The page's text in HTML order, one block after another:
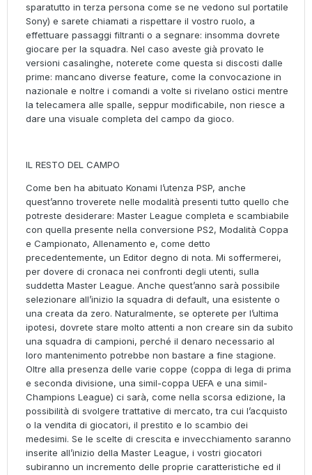
sparatutto in terza persona come se ne vedono sul portatile
Sony) e sarete chiamati a rispettare il vostro ruolo, a
effettuare passaggi filtranti o a segnare: insomma dovrete
giocare per la squadra. Nel caso aveste già provato le
versioni casalinghe, noterete come questa si discosti dalle
prime: mancano diverse feature, come la convocazione in
nazionale e noltre i comandi a volte si rivelano ostici mentre
la telecamera alle spalle, seppur modificabile, non riesce a
dare una visuale completa del campo da gioco.
IL RESTO DEL CAMPO
Come ben ha abituato Konami l’utenza PSP, anche
quest’anno troverete nelle modalità presenti tutto quello che
potreste desiderare: Master League completa e scambiabile
con quella presente nella conversione PS2, Modalità Coppa
e Campionato, Allenamento e, come detto
precedentemente, un Editor degno di nota. Mi soffermerei,
per dovere di cronaca nei confronti degli utenti, sulla
suddetta Master League. Anche quest’anno sarà possibile
selezionare all’inizio la squadra di default, una esistente o
una creata da zero. Naturalmente, se opterete per l’ultima
ipotesi, dovrete stare molto attenti a non creare sin da subito
una squadra di campioni, perché il denaro necessario al
loro mantenimento potrebbe non bastare a fine stagione.
Oltre alla presenza delle varie coppe (coppa di lega di prima
e seconda divisione, una simil-coppa UEFA e una simil-
Champions League) ci sarà, come nella scorsa edizione, la
possibilità di svolgere trattative di mercato, tra cui l’acquisto
o la vendita di giocatori, il prestito e lo scambio dei
medesimi. Se le scelte di crescita e invecchiamento saranno
inserite all’inizio della Master League, i vostri giocatori
subiranno un incremento delle proprie caratteristiche ed il